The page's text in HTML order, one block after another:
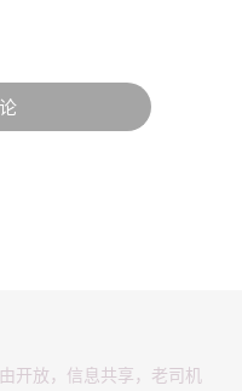
开放，信息共享，老司机